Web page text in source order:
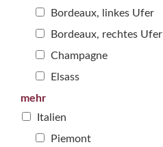
Bordeaux, linkes Ufer
Bordeaux, rechtes Ufer
Champagne
Elsass
mehr
Italien
Piemont